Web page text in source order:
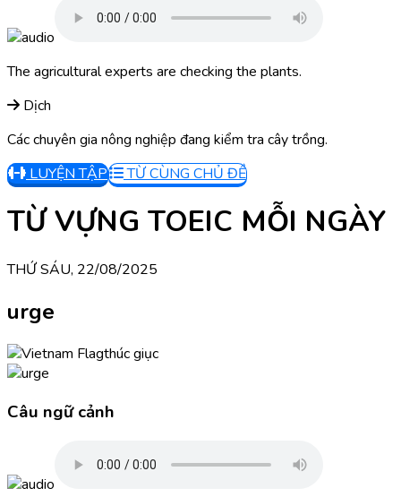
The agricultural experts are checking the plants.
Dịch
Các chuyên gia nông nghiệp đang kiểm tra cây trồng.
LUYỆN TẬP
TỪ CÙNG CHỦ ĐỀ
TỪ VỰNG TOEIC MỖI NGÀY
THỨ SÁU, 22/08/2025
urge
thúc giục
Câu ngữ cảnh